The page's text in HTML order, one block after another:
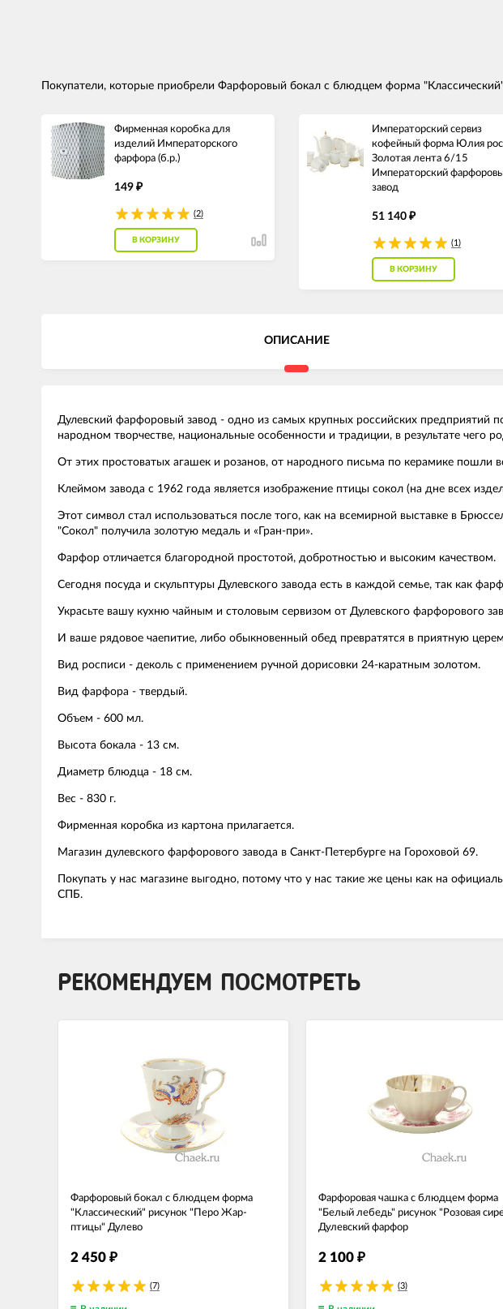
Покупатели, которые приобрели Фарфоровый бокал с блюдцем форма
Фирменная коробка для
изделий Императорского
фарфора (б.р.)
149 ₽
(2)
В КОРЗИНУ
Императорский сервиз
кофейный форма Юлия
Золотая лента 6/15
Императорский
завод
51 140 ₽
(1)
В КОРЗИНУ
ОПИСАНИЕ
Дулевский фарфоровый завод - одно из самых крупных российских предприятий
народном творчестве, национальные особенности и традиции, в результате чего
От этих простоватых агашек и розанов, от народного письма по керамике пошли
Клеймом завода с 1962 года является изображение птицы сокол (на дне всех
Этот символ стал использоваться после того, как на всемирной выставке в
"Сокол" получила золотую медаль и «Гран-при».
Фарфор отличается благородной простотой, добротностью и высоким качеством.
Сегодня посуда и скульптуры Дулевского завода есть в каждой семье, так как
Украсьте вашу кухню чайным и столовым сервизом от Дулевского фарфорового
И ваше рядовое чаепитие, либо обыкновенный обед превратятся в приятную
Вид росписи - деколь с применением ручной дорисовки 24-каратным золотом.
Вид фарфора - твердый.
Объем - 600 мл.
Высота бокала - 13 см.
Диаметр блюдца - 18 см.
Вес - 830 г.
Фирменная коробка из картона прилагается.
Магазин дулевского фарфорового завода в Санкт-Петербурге на Гороховой 69.
Покупать у нас магазине выгодно, потому что у нас такие же цены как на
СПБ.
РЕКОМЕНДУЕМ ПОСМОТРЕТЬ
Фарфоровый бокал с блюдцем форма
"Классический" рисунок "Перо Жар-
птицы" Дулево
2 450 ₽
(7)
Фарфоровая чашка с блюдцем форма
"Белый лебедь" рисунок "Розовая
Дулевский фарфор
2 100 ₽
(3)